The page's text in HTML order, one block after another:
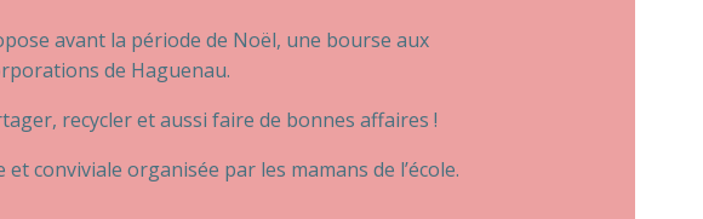
avant la période de Noël, une bourse aux
de Haguenau.
recycler et aussi faire de bonnes affaires !
conviviale organisée par les mamans de l’école.